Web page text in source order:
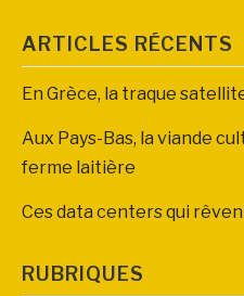
ARTICLES RÉCENTS
En Grèce, la traque
Aux Pays-Bas, la viande
ferme laitière
Ces data centers qui
RUBRIQUES